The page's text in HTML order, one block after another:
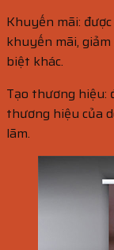
Khuyến mãi:
khuyến mãi,
biệt khác.
Tạo thương hiệu:
thương hiệu của
lãm.